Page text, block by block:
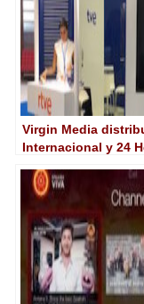
Virgin Media
Internacional y 24